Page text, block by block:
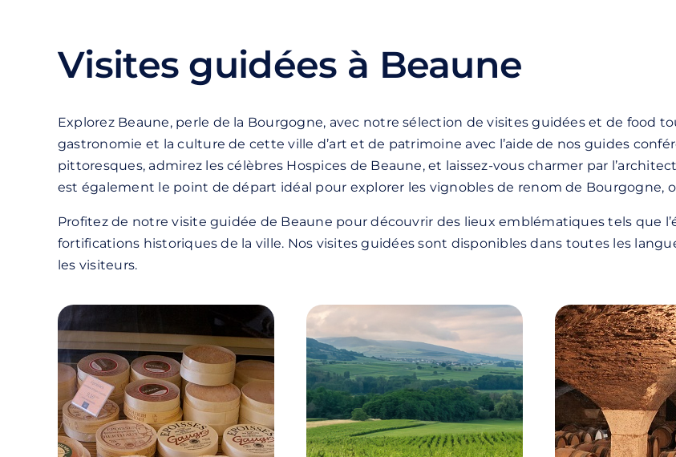
Visites guidées à Beaune
Explorez Beaune, perle de la Bourgogne, avec notre sélection de visites guidées et de food
gastronomie et la culture de cette ville d’art et de patrimoine avec l’aide de nos guides
pittoresques, admirez les célèbres Hospices de Beaune, et laissez-vous charmer par
est également le point de départ idéal pour explorer les vignobles de renom de Bourgogne,
Profitez de notre visite guidée de Beaune pour découvrir des lieux emblématiques tels que
fortifications historiques de la ville. Nos visites guidées sont disponibles dans toutes les
les visiteurs.